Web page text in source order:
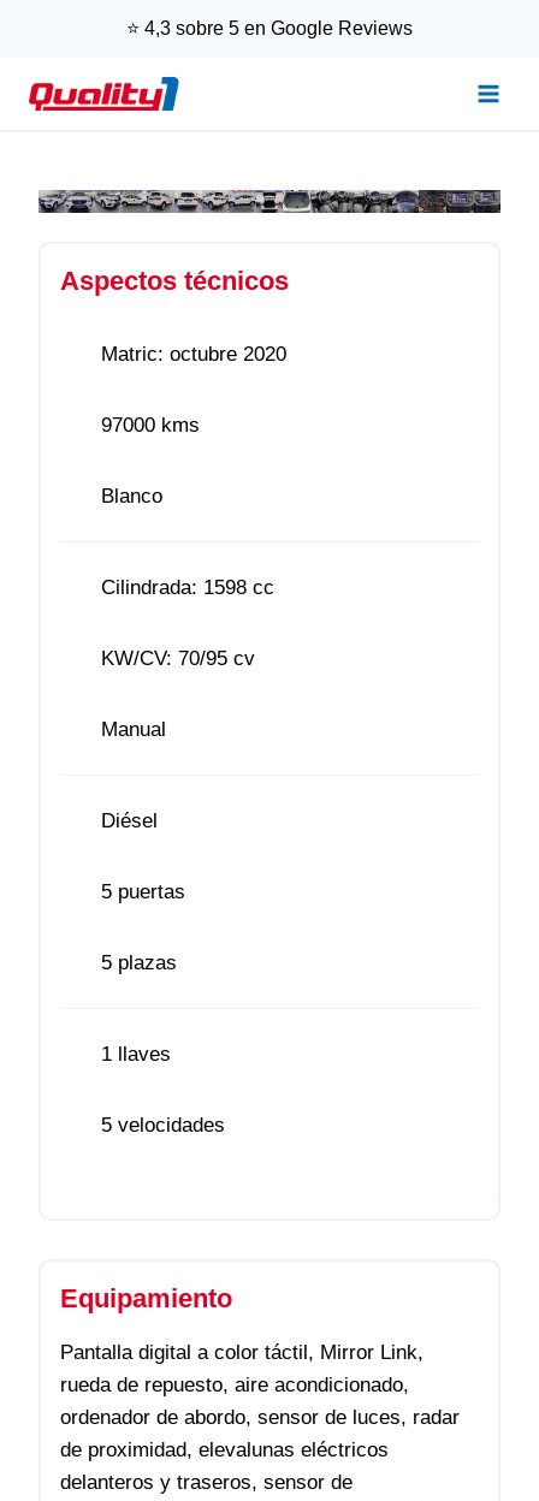
contenido
⭐ 4,3 sobre 5 en Google Reviews
Aspectos técnicos
Matric: octubre 2020
97000 kms
Blanco
Cilindrada: 1598 cc
KW/CV: 70/95 cv
Manual
Diésel
5 puertas
5 plazas
1 llaves
5 velocidades
Equipamiento
Pantalla digital a color táctil, Mirror Link,
rueda de repuesto, aire acondicionado,
ordenador de abordo, sensor de luces, radar
de proximidad, elevalunas eléctricos
delanteros y traseros, sensor de